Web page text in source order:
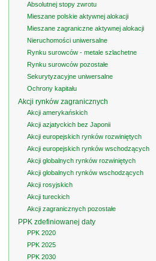
Absolutnej stopy zwrotu
Mieszane polskie aktywnej alokacji
Mieszane zagraniczne aktywnej alokacji
Nieruchomości uniwersalne
Rynku surowców - metale szlachetne
Rynku surowców pozostałe
Sekurytyzacyjne uniwersalne
Ochrony kapitału
Akcji rynków zagranicznych
Akcji amerykańskich
Akcji azjatyckich bez Japonii
Akcji europejskich rynków rozwiniętych
Akcji europejskich rynków wschodzących
Akcji globalnych rynków rozwiniętych
Akcji globalnych rynków wschodzących
Akcji rosyjskich
Akcji tureckich
Akcji zagranicznych pozostałe
PPK zdefiniowanej daty
PPK 2020
PPK 2025
PPK 2030